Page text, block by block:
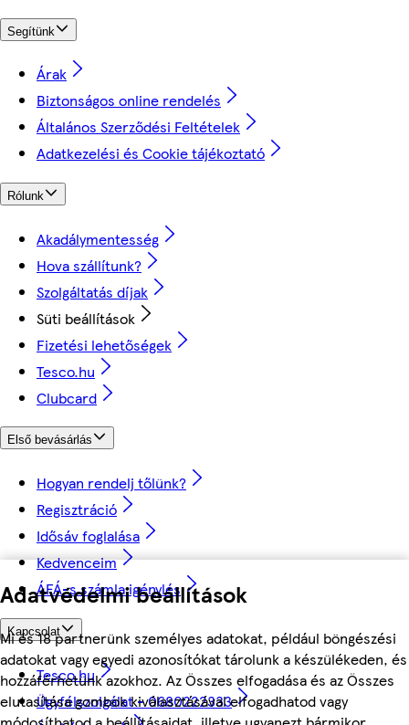
Adatvédelmi beállítások
Mi és 18 partnerünk személyes adatokat, például böngészési
adatokat vagy egyedi azonosítókat tárolunk a készülékeden, és
hozzáférhetünk azokhoz. Az Összes elfogadása és az Összes
elutasítása gombok kiválasztásával elfogadhatod vagy
Segítünk
Árak
Biztonságos online rendelés
Általános Szerződési Feltételek
Adatkezelési és Cookie tájékoztató
Rólunk
Akadálymentesség
Hova szállítunk?
Szolgáltatás díjak
Süti beállítások
Fizetési lehetőségek
Tesco.hu
Clubcard
Első bevásárlás
Hogyan rendelj tőlünk?
Regisztráció
Idősáv foglalása
Kedvenceim
ÁFÁ-s számla igénylés
Kapcsolat
Tesco.hu
Ügyfélszolgálat - 0680222333